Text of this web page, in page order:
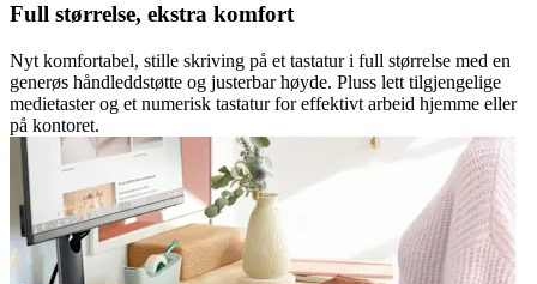
Full størrelse, ekstra komfort
Nyt komfortabel, stille skriving på et tastatur i full størrelse med en
generøs håndleddstøtte og justerbar høyde. Pluss lett tilgjengelige
medietaster og et numerisk tastatur for effektivt arbeid hjemme eller
på kontoret.